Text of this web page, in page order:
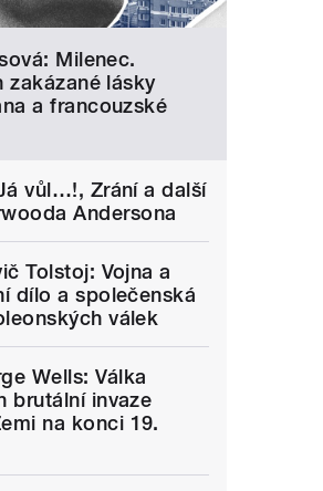
Milenec.
zakázané lásky
a francouzské
vůl…!, Zrání a další
Andersona
Tolstoj: Vojna a
dílo a společenská
válek
Wells: Válka
brutální invaze
na konci 19.